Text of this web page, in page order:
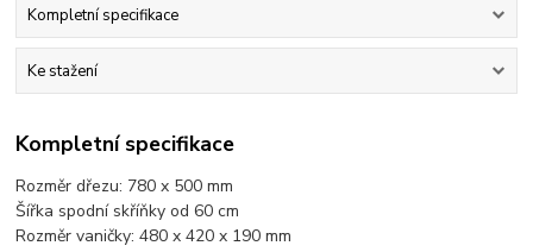
Kompletní specifikace
Ke stažení
Kompletní specifikace
Rozměr dřezu: 780 x 500 mm
Šířka spodní skříňky od 60 cm
Rozměr vaničky: 480 x 420 x 190 mm